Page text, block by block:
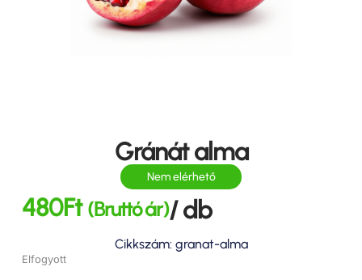
Gránát alma
Nem elérhető
480Ft (Bruttó ár)/ db
Cikkszám: granat-alma
Elfogyott